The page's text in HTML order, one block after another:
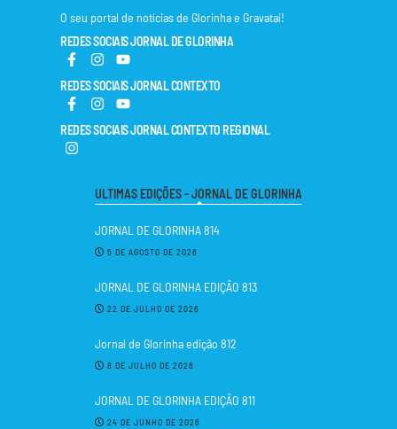
O seu portal de notícias de Glorinha e Gravataí!
REDES SOCIAIS JORNAL DE GLORINHA
REDES SOCIAIS JORNAL CONTEXTO
REDES SOCIAIS JORNAL CONTEXTO REGIONAL
ULTIMAS EDIÇÕES - JORNAL DE GLORINHA
JORNAL DE GLORINHA 814
5 DE AGOSTO DE 2026
JORNAL DE GLORINHA EDIÇÃO 813
22 DE JULHO DE 2026
Jornal de Glorinha edição 812
8 DE JULHO DE 2026
JORNAL DE GLORINHA EDIÇÃO 811
24 DE JUNHO DE 2026